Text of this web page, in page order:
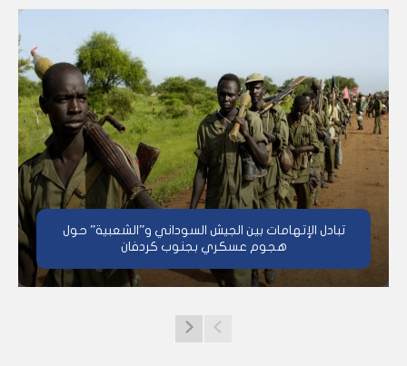
تبادل الإتهامات بين الجيش السوداني و”الشعبية” حول
هجوم عسكري بجنوب كردفان